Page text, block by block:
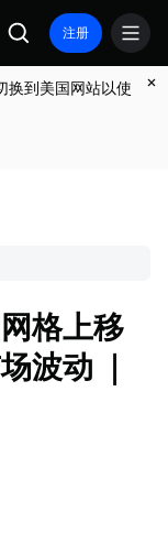
注册
换到美国网站以使
格上移
波动 ｜